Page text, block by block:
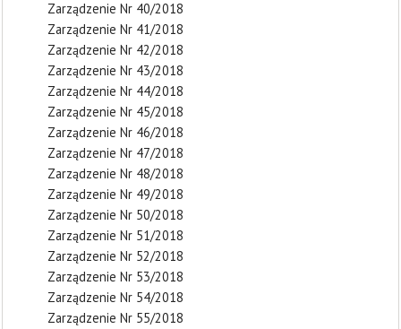
Zarządzenie Nr 40/2018
Zarządzenie Nr 41/2018
Zarządzenie Nr 42/2018
Zarządzenie Nr 43/2018
Zarządzenie Nr 44/2018
Zarządzenie Nr 45/2018
Zarządzenie Nr 46/2018
Zarządzenie Nr 47/2018
Zarządzenie Nr 48/2018
Zarządzenie Nr 49/2018
Zarządzenie Nr 50/2018
Zarządzenie Nr 51/2018
Zarządzenie Nr 52/2018
Zarządzenie Nr 53/2018
Zarządzenie Nr 54/2018
Zarządzenie Nr 55/2018